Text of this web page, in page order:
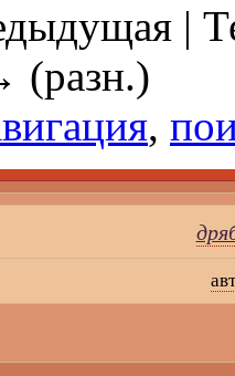
|
(разн.)
,